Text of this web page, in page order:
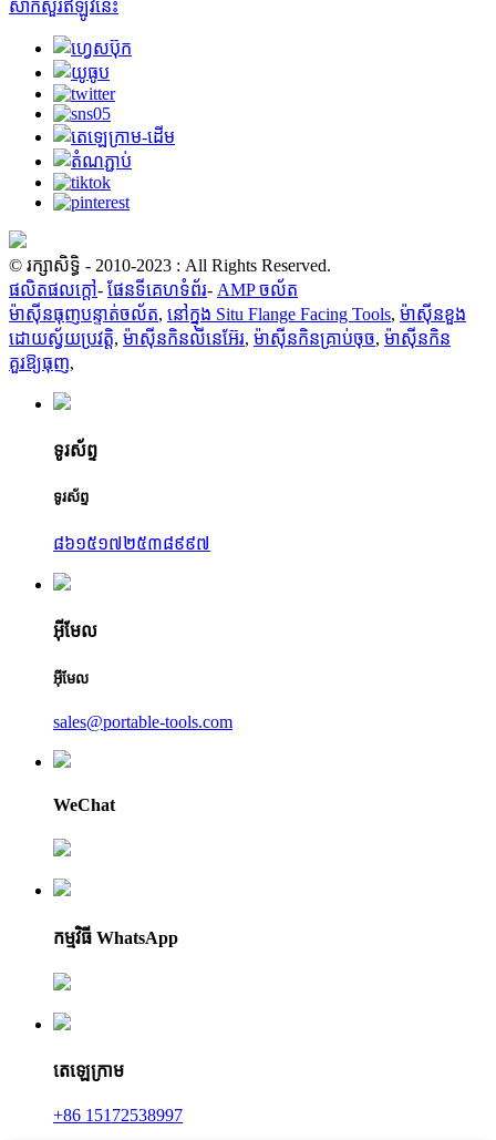
សាកសួរឥឡូវនេះ
© រក្សាសិទ្ធិ - 2010-2023 : All Rights Reserved.
ផលិតផលក្តៅ- ផែនទីគេហទំព័រ- AMP ចល័ត
ម៉ាស៊ីនធុញបន្ទាត់ចល័ត, នៅក្នុង Situ Flange Facing Tools, ម៉ាស៊ីនខួង
ដោយស្វ័យប្រវត្តិ, ម៉ាស៊ីនកិនលីនេអ៊ែរ, ម៉ាស៊ីនកិនគ្រាប់ចុច, ម៉ាស៊ីនកិន
គួរឱ្យធុញ,
ទូរស័ព្ទ
ទូរស័ព្ទ
៨៦១៥១៧២៥៣៨៩៩៧
អ៊ីមែល
អ៊ីមែល
sales@portable-tools.com
WeChat
កម្មវិធី WhatsApp
តេឡេក្រាម
+86 15172538997